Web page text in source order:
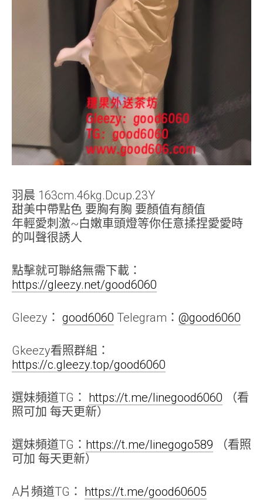
羽晨 163cm.46kg.Dcup.23Y
甜美中帶點色 要胸有胸 要顏值有顏值
年輕愛刺激~白嫩車頭燈等你任意揉捏愛愛時
的叫聲很誘人
點擊就可聯絡無需下載：
https://gleezy.net/good6060
Gleezy： good6060 Telegram： @good6060
Gkeezy看照群組：
https://c.gleezy.top/good6060
選妹頻道TG： https://t.me/linegood6060 （看
照可加 每天更新）
選妹頻道TG： https://t.me/linegogo589 （看照
可加 每天更新）
A片頻道TG： https://t.me/good60605